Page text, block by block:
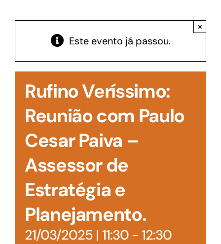
Acesso à InformaçãoEste evento já passou.
×
Rufino Veríssimo:
Reunião com Paulo
Cesar Paiva –
Assessor de
Estratégia e
Planejamento.
21/03/2025 | 11:30- 12:30